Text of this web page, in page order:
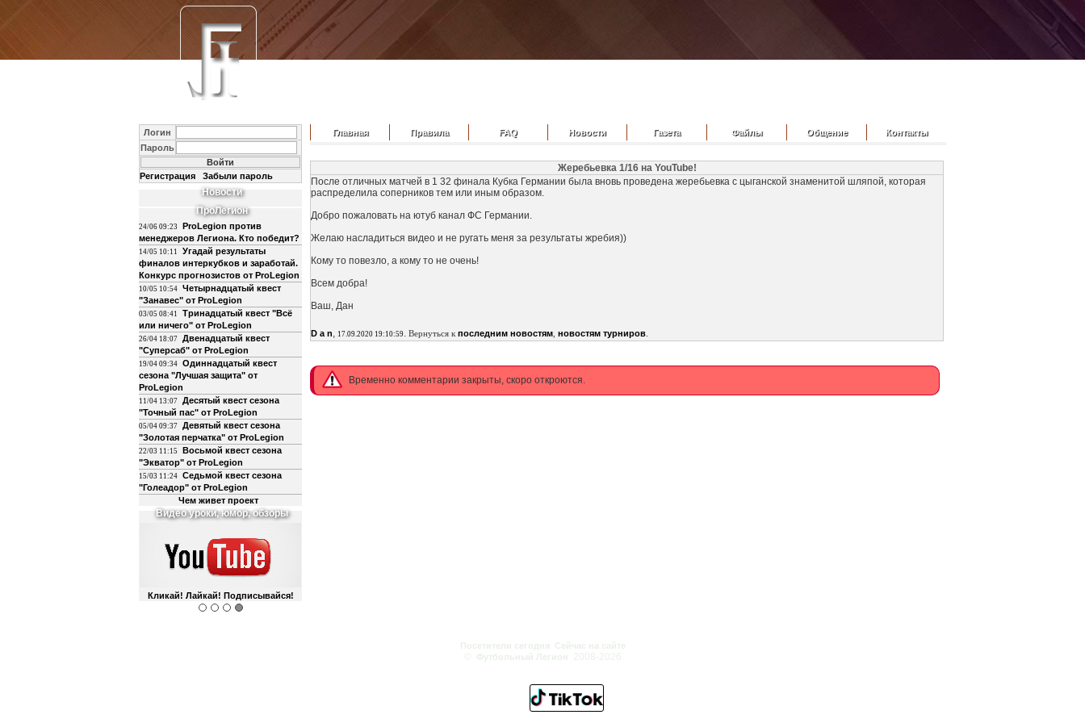
Логин
Пароль
Регистрация Забыли пароль
Новости
ПроЛегион
24/06 09:23
ProLegion против
менеджеров Легиона. Кто победит?
14/05 10:11
Угадай результаты
финалов интеркубков и заработай.
Конкурс прогнозистов от ProLegion
10/05 10:54 Четырнадцатый квест
"Занавес" от ProLegion
03/05 08:41
Тринадцатый квест "Всё
или ничего" от ProLegion
26/04 18:07 Двенадцатый квест
"Суперсаб" от ProLegion
19/04 09:34 Одиннадцатый квест
сезона "Лучшая защита" от
ProLegion
11/04 13:07 Десятый квест сезона
"Точный пас" от ProLegion
05/04 09:37 Девятый квест сезона
"Золотая перчатка" от ProLegion
22/03 11:15
Восьмой квест сезона
"Экватор" от ProLegion
15/03 11:24 Седьмой квест сезона
"Голеадор" от ProLegion
Чем живет проект
О футболе и не только
Интегрирован с чатом форума!
Главная Правила FAQ Новости Газета Файлы Общение Контакты
Жеребьевка 1/16 на YouTube!
После отличных матчей в 1 32 финала Кубка Германии была вновь проведена жеребьевка с цыганской знаменитой шляпой, которая
распределила соперников тем или иным образом.
Добро пожаловать на ютуб канал ФС Германии.
Желаю насладиться видео и не ругать меня за результаты жребия))
Кому то повезло, а кому то не очень!
Всем добра!
Ваш, Дан
D a n, 17.09.2020 19:10:59. Вернуться к последним новостям новостям турниров.
Временно комментарии закрыты, скоро откроются.